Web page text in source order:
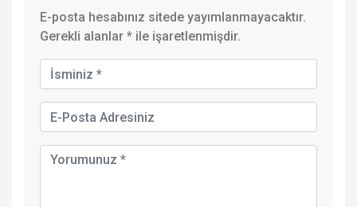
E-posta hesabınız sitede yayımlanmayacaktır.
Gerekli alanlar * ile işaretlenmişdir.